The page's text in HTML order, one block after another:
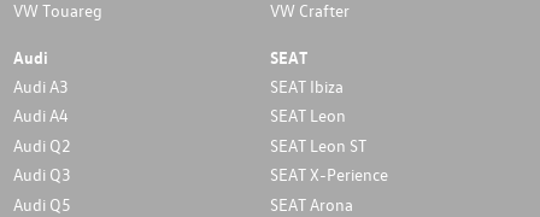
VW Touareg
VW Crafter
Audi
Audi A3
Audi A4
Audi Q2
Audi Q3
Audi Q5
SEAT
SEAT Ibiza
SEAT Leon
SEAT Leon ST
SEAT X-Perience
SEAT Arona